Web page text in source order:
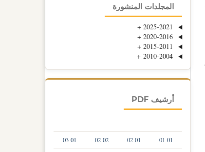
المجلدات المنشورة
+
+
+
+
أرشيف PDF
01-01
02-01
02-02
03-01